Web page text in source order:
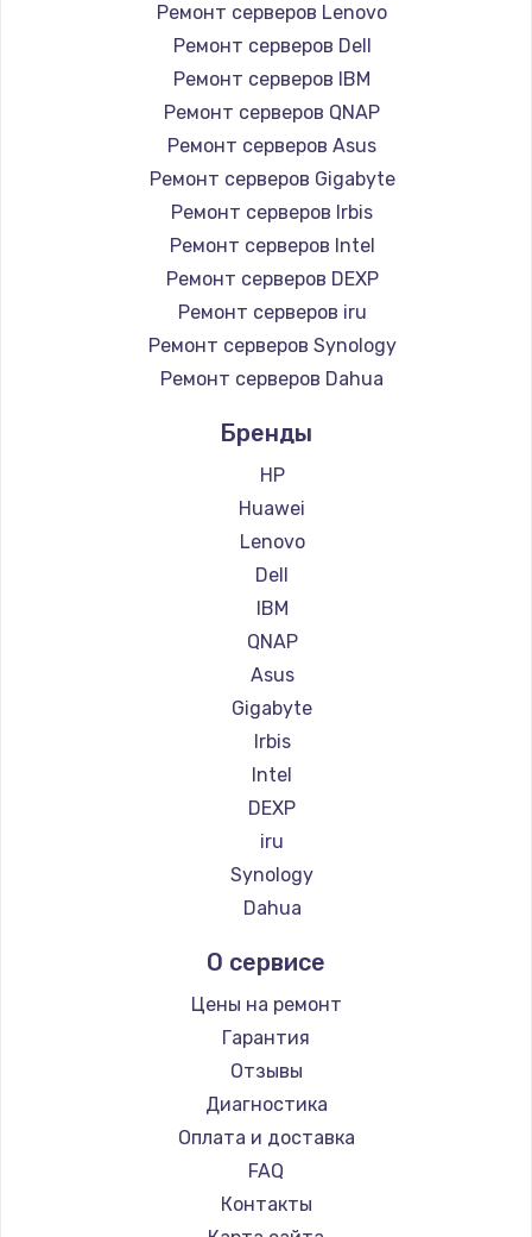
Ремонт серверов Lenovo
Ремонт серверов Dell
Ремонт серверов IBM
Ремонт серверов QNAP
Ремонт серверов Asus
Ремонт серверов Gigabyte
Ремонт серверов Irbis
Ремонт серверов Intel
Ремонт серверов DEXP
Ремонт серверов iru
Ремонт серверов Synology
Ремонт серверов Dahua
Бренды
HP
Huawei
Lenovo
Dell
IBM
QNAP
Asus
Gigabyte
Irbis
Intel
DEXP
iru
Synology
Dahua
О сервисе
Цены на ремонт
Гарантия
Отзывы
Диагностика
Оплата и доставка
FAQ
Контакты